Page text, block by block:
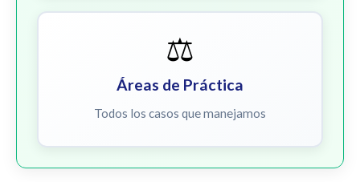
⚖️
Áreas de Práctica
Todos los casos que manejamos